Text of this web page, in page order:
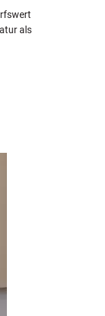
als